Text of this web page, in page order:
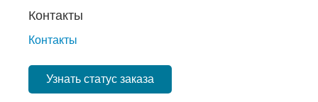
Контакты
Контакты
Узнать статус заказа